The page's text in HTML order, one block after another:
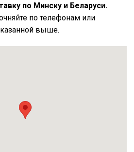
по Минску и Беларуси.
по телефонам или
выше.